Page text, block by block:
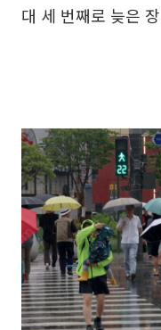
대 세 번째로 늦은